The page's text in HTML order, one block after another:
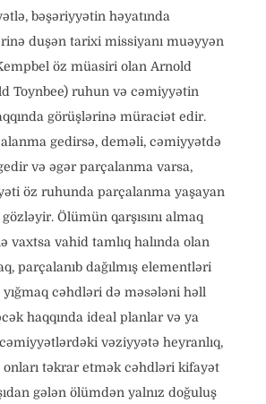
bəşəriyyətin həyatında
duşən tarixi missiyanı muəyyən
öz müasiri olan Arnold
Toynbee) ruhun və cəmiyyətin
görüşlərinə müraciət edir.
gedirsə, deməli, cəmiyyətdə
və əgər parçalanma varsa,
öz ruhunda parçalanma yaşayan
Ölümün qarşısını almaq
vaxtsa vahid tamlıq halında olan
parçalanıb dağılmış elementləri
cəhdləri də məsələni həll
haqqında ideal planlar və ya
vəziyyətə heyranlıq,
onları təkrar etmək cəhdləri kifayət
gələn ölümdən yalnız doğuluş